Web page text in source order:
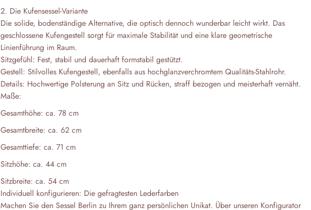
2. Die Kufensessel-Variante
Die solide, bodenständige Alternative, die optisch dennoch wunderbar leicht wirkt. Das
geschlossene Kufengestell sorgt für maximale Stabilität und eine klare geometrische
Linienführung im Raum.
Sitzgefühl: Fest, stabil und dauerhaft formstabil gestützt.
Gestell: Stilvolles Kufengestell, ebenfalls aus hochglanzverchromtem Qualitäts-Stahlrohr.
Details: Hochwertige Polsterung an Sitz und Rücken, straff bezogen und meisterhaft vernäht.
Maße:
Gesamthöhe: ca. 78 cm
Gesamtbreite: ca. 62 cm
Gesamttiefe: ca. 71 cm
Sitzhöhe: ca. 44 cm
Sitzbreite: ca. 54 cm
Individuell konfigurieren: Die gefragtesten Lederfarben
Machen Sie den Sessel Berlin zu Ihrem ganz persönlichen Unikat. Über unseren Konfigurator